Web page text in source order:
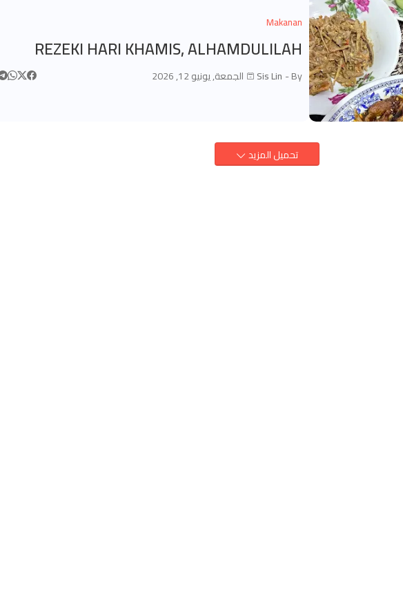
Makanan
REZEKI HARI KHAMIS, ALHAMDULILAH
By -
Sis Lin الجمعة, يونيو 12, 2026
تحميل المزيد